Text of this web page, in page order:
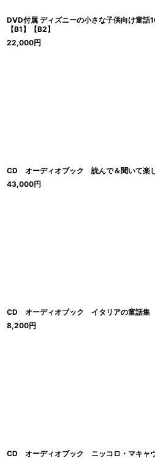
DVD付属 ディズニーの小さな子供向け童
【B1】【B2】
22,000円
CD オーディオブック 読んで＆聞いて楽
43,000円
CD オーディオブック イタリアの童話
8,200円
CD オーディオブック ニッコロ・マキャ